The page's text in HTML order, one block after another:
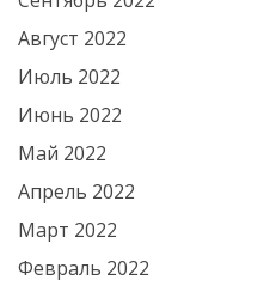
Август 2022
Июль 2022
Июнь 2022
Май 2022
Апрель 2022
Март 2022
Февраль 2022